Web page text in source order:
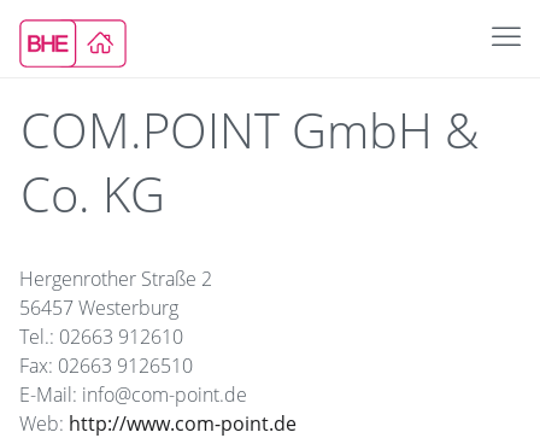
COM.POINT GmbH &
Co. KG
Hergenrother Straße 2
56457 Westerburg
Tel.: 02663 912610
Fax: 02663 9126510
E-Mail: info@com-point.de
Web: http://www.com-point.de